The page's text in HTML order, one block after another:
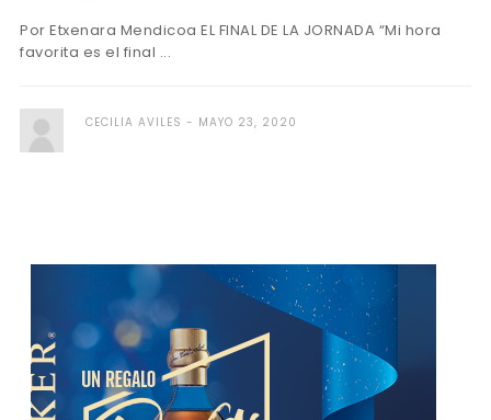
Por Etxenara Mendicoa EL FINAL DE LA JORNADA “Mi hora
favorita es el final ...
CECILIA AVILES MAYO 23, 2020